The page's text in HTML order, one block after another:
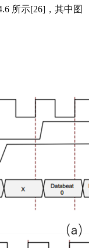
所示[26]，其中图